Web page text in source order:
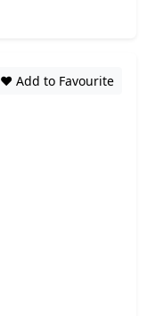
❤️ Add to Favourite